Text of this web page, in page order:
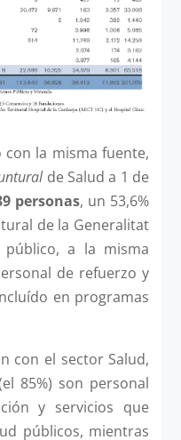
la misma fuente,
de Salud a 1 de
personas, un 53,6%
de la Generalitat
a la misma
de refuerzo y
en programas
con el sector Salud,
85%) son personal
y servicios que
públicos, mientras